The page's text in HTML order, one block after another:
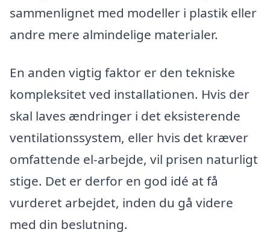
sammenlignet med modeller i plastik eller
andre mere almindelige materialer.
En anden vigtig faktor er den tekniske
kompleksitet ved installationen. Hvis der
skal laves ændringer i det eksisterende
ventilationssystem, eller hvis det kræver
omfattende el-arbejde, vil prisen naturligt
stige. Det er derfor en god idé at få
vurderet arbejdet, inden du gå videre
med din beslutning.